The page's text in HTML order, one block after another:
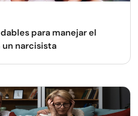
para manejar el
narcisista